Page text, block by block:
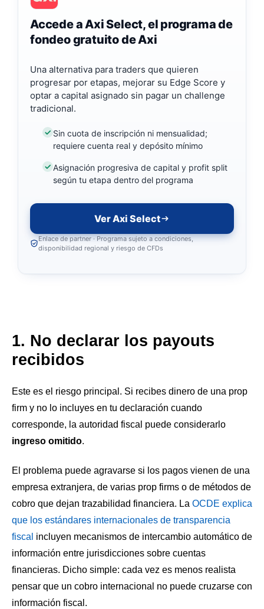
Accede a Axi Select, el programa de
fondeo gratuito de Axi
Una alternativa para traders que quieren
progresar por etapas, mejorar su Edge Score y
optar a capital asignado sin pagar un challenge
tradicional.
Sin cuota de inscripción ni mensualidad;
requiere cuenta real y depósito mínimo
Asignación progresiva de capital y profit split
según tu etapa dentro del programa
Ver Axi Select
Enlace de partner · Programa sujeto a condiciones,
disponibilidad regional y riesgo de CFDs
1. No declarar los payouts
recibidos
Este es el riesgo principal. Si recibes dinero de una prop
firm y no lo incluyes en tu declaración cuando
corresponde, la autoridad fiscal puede considerarlo
ingreso omitido.
El problema puede agravarse si los pagos vienen de una
empresa extranjera, de varias prop firms o de métodos de
cobro que dejan trazabilidad financiera. La OCDE explica
que los estándares internacionales de transparencia
fiscal incluyen mecanismos de intercambio automático de
información entre jurisdicciones sobre cuentas
financieras. Dicho simple: cada vez es menos realista
pensar que un cobro internacional no puede cruzarse con
información fiscal.